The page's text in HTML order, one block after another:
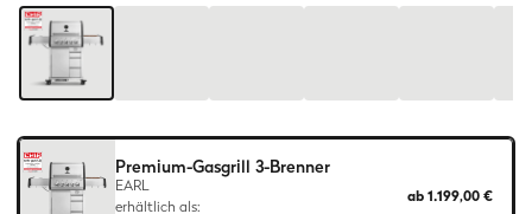
Bild1/7
Premium-Gasgrill 3-Brenner
EARL
erhältlich als:
ab1.199,00 €